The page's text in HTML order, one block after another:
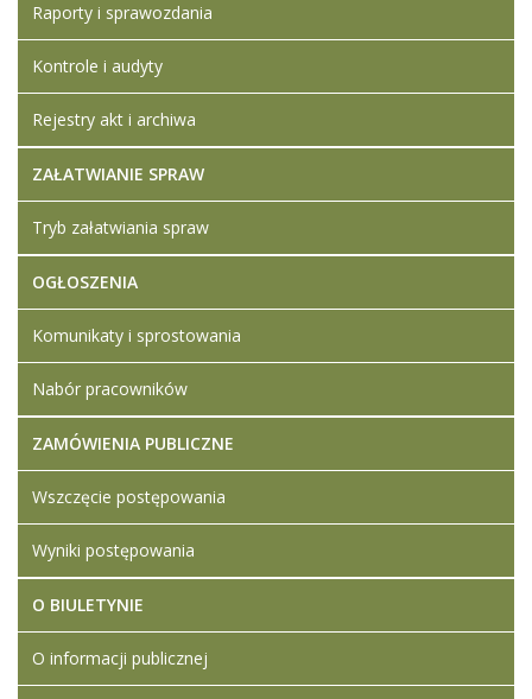
Raporty i sprawozdania
Kontrole i audyty
Rejestry akt i archiwa
ZAŁATWIANIE SPRAW
Tryb załatwiania spraw
OGŁOSZENIA
Komunikaty i sprostowania
Nabór pracowników
ZAMÓWIENIA PUBLICZNE
Wszczęcie postępowania
Wyniki postępowania
O BIULETYNIE
O informacji publicznej